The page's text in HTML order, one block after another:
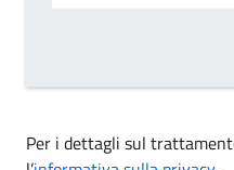
Per i dettagli sul